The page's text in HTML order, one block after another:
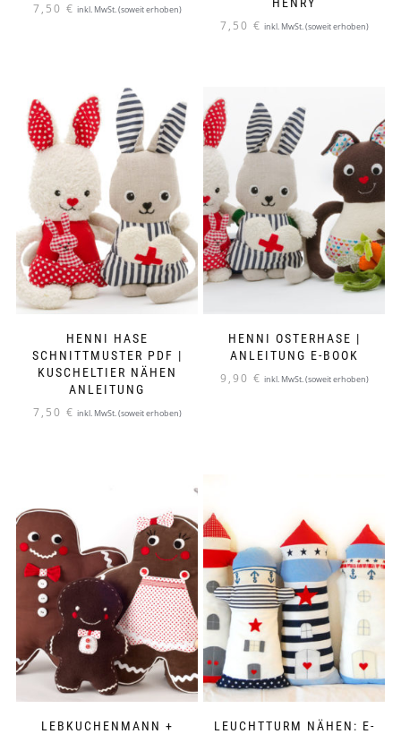
7,50 € inkl. MwSt. (soweit erhoben)
7,50 € inkl. MwSt. (soweit erhoben)
HENNI HASE
SCHNITTMUSTER PDF |
KUSCHELTIER NÄHEN
ANLEITUNG
7,50 € inkl. MwSt. (soweit erhoben)
HENNI OSTERHASE |
ANLEITUNG E-BOOK
9,90 € inkl. MwSt. (soweit erhoben)
LEBKUCHENMANN +
LEUCHTTURM NÄHEN: E-